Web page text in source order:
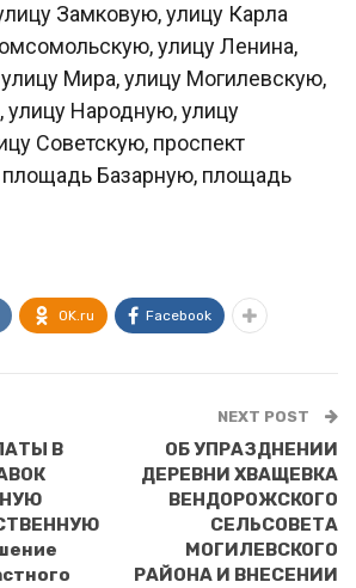
Замковую, улицу Карла
улицу Ленина,
Мира, улицу Могилевскую,
улицу Народную, улицу
Советскую, проспект
Базарную, площадь
OK.ru Facebook
В
NEXT POST
ОБ УПРАЗДНЕНИИ
ДЕРЕВНИ ХВАЩЕВКА
ВЕНДОРОЖСКОГО
СЕЛЬСОВЕТА
МОГИЛЕВСКОГО
РАЙОНА И ВНЕСЕНИИ